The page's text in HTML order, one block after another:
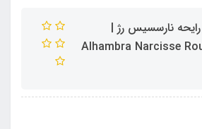
رایحه نارسسیس رژ |
Alhambra Narcisse